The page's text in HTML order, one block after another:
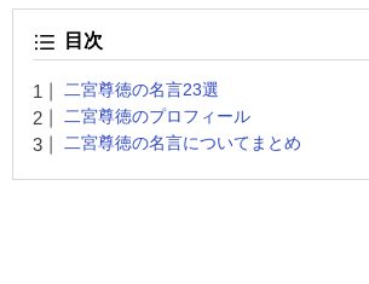
目次
二宮尊徳の名言23選
二宮尊徳のプロフィール
二宮尊徳の名言についてまとめ